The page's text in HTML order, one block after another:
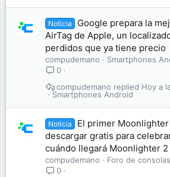
Noticia
Google prepara la
AirTag de Apple, un
perdidos que ya tiene precio
compudemano
Smartphones
0
Smartphones Android
Hoy a
compudemano
Noticia
El primer
descargar gratis para
cuándo llegará Moonlighter
compudemano
Foro de
0